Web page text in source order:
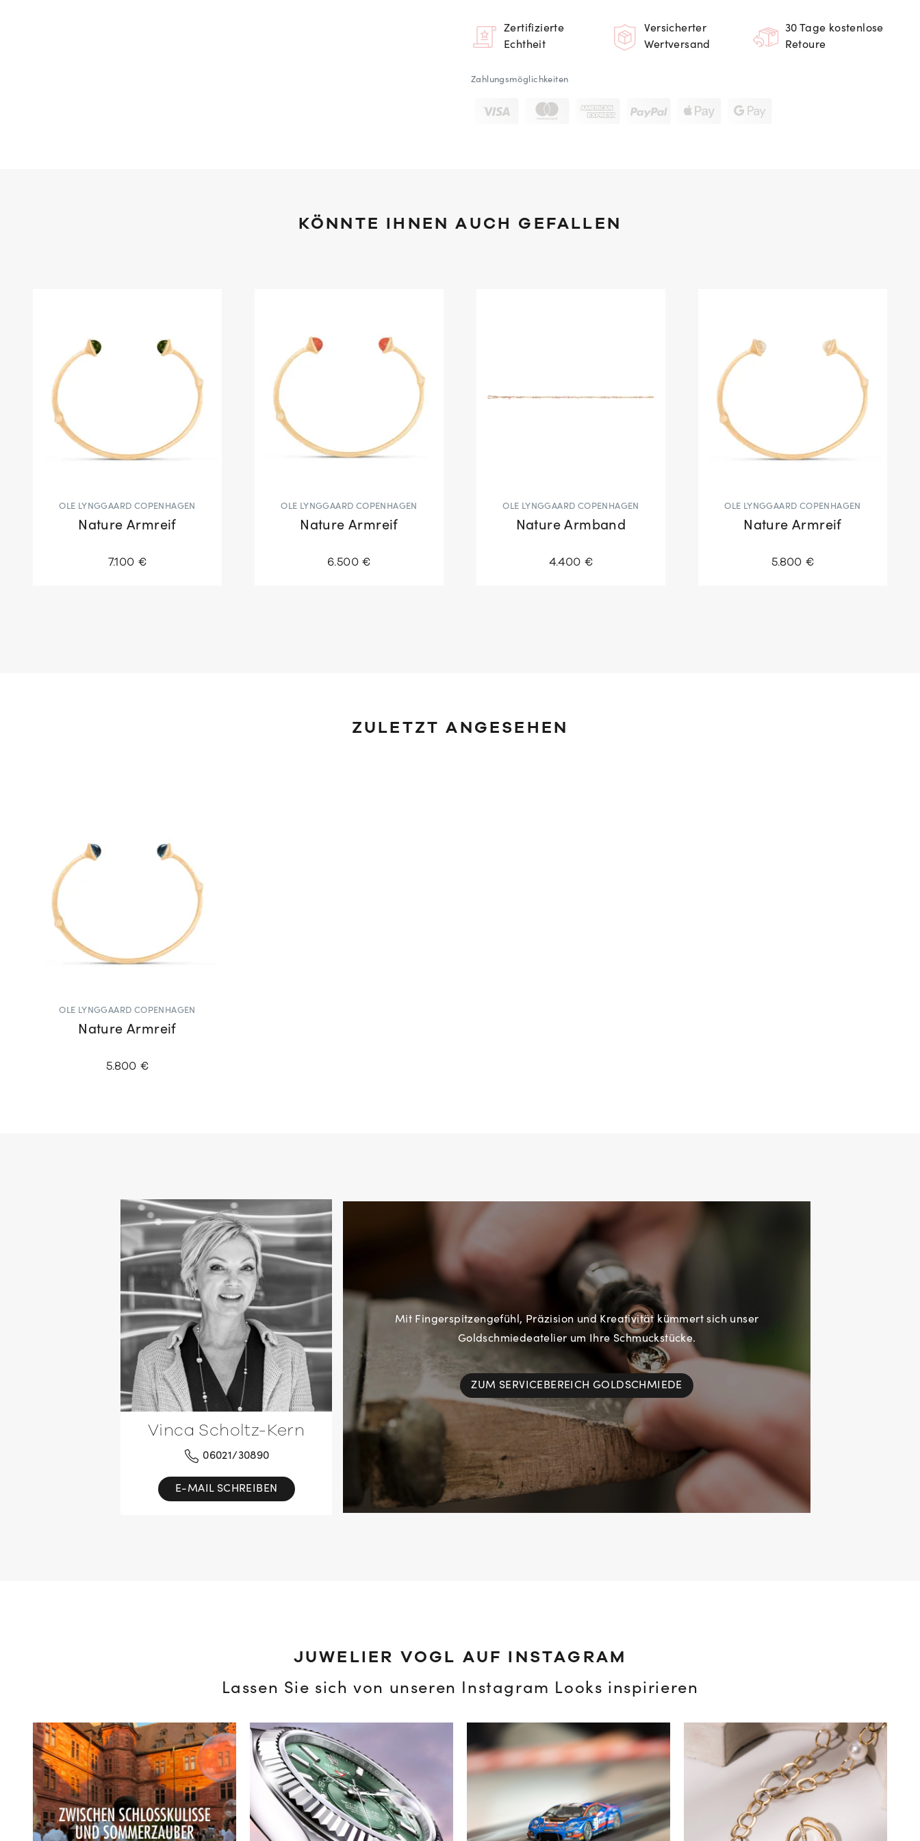
Zertifizierte
Echtheit
Versicherter
Wertversand
30 Tage kostenlose
Retoure
Zahlungsmöglichkeiten
KÖNNTE IHNEN AUCH GEFALLEN
OLE LYNGGAARD COPENHAGEN
Nature Armreif
7.100 €
OLE LYNGGAARD COPENHAGEN
Nature Armreif
6.500 €
OLE LYNGGAARD COPENHAGEN
Nature Armband
4.400 €
OLE LYNGGAARD COPENHAGEN
Nature Armreif
5.800 €
ZULETZT ANGESEHEN
OLE LYNGGAARD COPENHAGEN
Nature Armreif
5.800 €
Mit Fingerspitzengefühl, Präzision und Kreativität kümmert sich unser
Goldschmiedeatelier um Ihre Schmuckstücke.
ZUM SERVICEBEREICH GOLDSCHMIEDE
Vinca Scholtz-Kern
06021/30890
E-MAIL SCHREIBEN
JUWELIER VOGL AUF INSTAGRAM
Lassen Sie sich von unseren Instagram Looks inspirieren